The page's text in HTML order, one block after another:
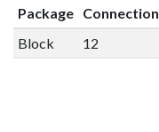
Package
Block
12